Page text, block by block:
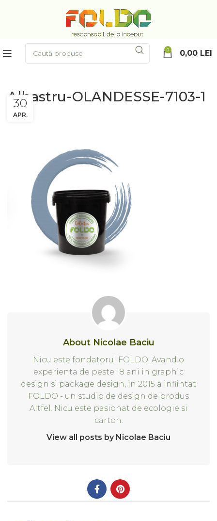
0 0,00 LEI
Albastru-OLANDESSE-7103-1
30
APR.
About Nicolae Baciu
Nicu este fondatorul FOLDO. Avand o
experienta de peste 18 ani in graphic
design si package design, in 2015 a infiintat
FOLDO - un studio de design de produs
Altfel. Nicu este pasionat de ecologie si
carton.
View all posts by Nicolae Baciu